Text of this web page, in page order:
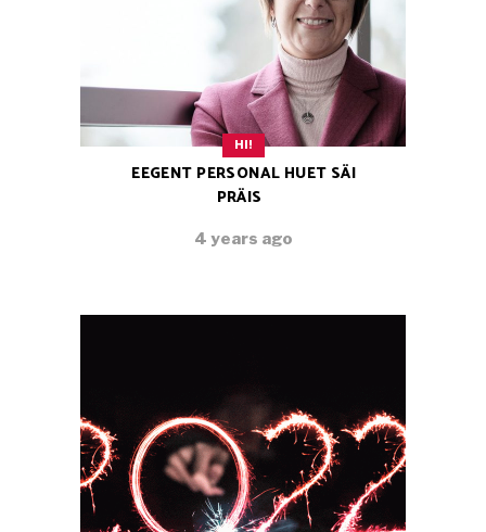
HI!
EEGENT PERSONAL HUET SÄI
PRÄIS
4 years ago